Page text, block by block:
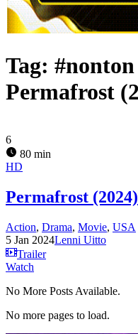
Tag:
Permafrost
6
80 min
HD
Permafrost (2024)
Action, Drama, Movie, USA
5 Jan 2024Lenni Uitto
Trailer
Watch
No More Posts Available.
No more pages to load.